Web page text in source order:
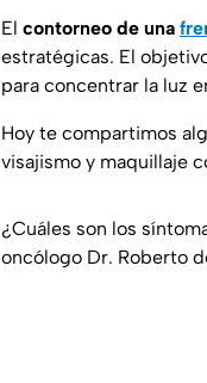
El contorneo de una
estratégicas. El
para concentrar la luz
Hoy te compartimos
visajismo y maquillaje
¿Cuáles son los
oncólogo Dr. Roberto